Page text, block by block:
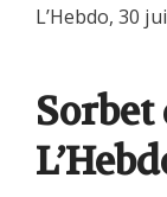
L’Hebdo, 30
Sorbet